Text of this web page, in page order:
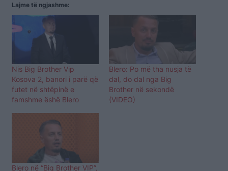
Lajme të ngjashme:
Nis Big Brother Vip
Kosova 2, banori i parë që
futet në shtëpinë e
famshme ëshë Blero
Blero: Po më tha nusja të
dal, do dal nga Big
Brother në sekondë
(VIDEO)
Blero në “Big Brother VIP”,